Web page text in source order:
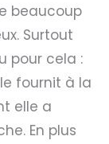
beaucoup
Surtout
pour cela :
fournit à la
elle a
En plus